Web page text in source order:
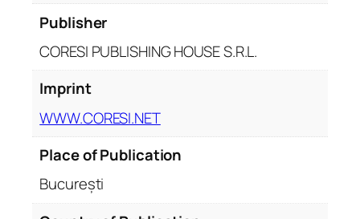
Publisher
CORESI PUBLISHING HOUSE S.R.L.
Imprint
WWW.CORESI.NET
Place of Publication
București